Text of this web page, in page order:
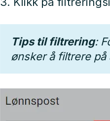
Tips til filtrering:
ønsker å filtrere